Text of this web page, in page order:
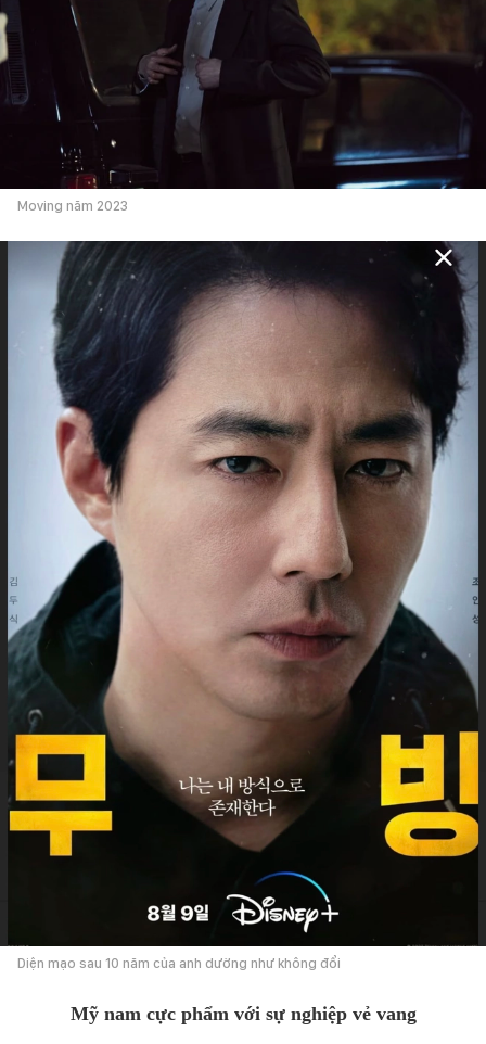
Moving năm 2023
Diện mạo sau 10 năm của anh dường như không đổi
Mỹ nam cực phẩm với sự nghiệp vẻ vang